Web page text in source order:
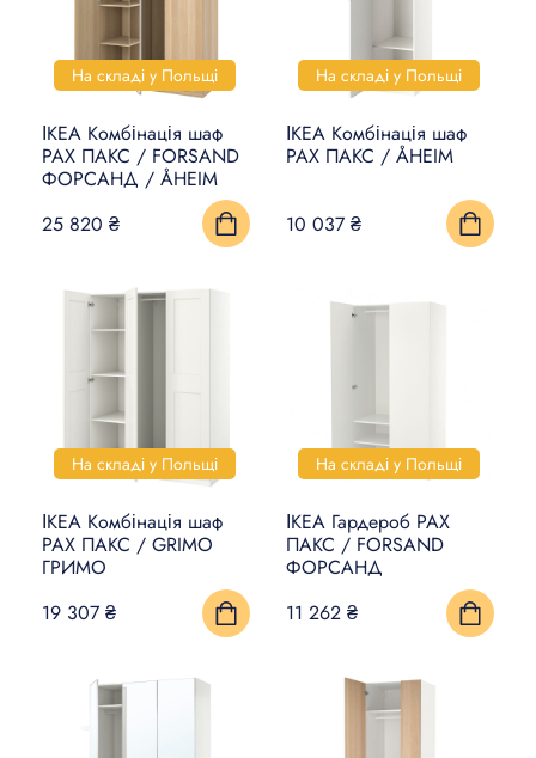
На складі у Польщі
ІКЕА Комбінація шаф
PAX ПАКС / FORSAND
ФОРСАНД / ÅHEIM
25 820 ₴
На складі у Польщі
ІКЕА Комбінація шаф
PAX ПАКС / ÅHEIM
10 037 ₴
На складі у Польщі
ІКЕА Комбінація шаф
PAX ПАКС / GRIMO
ГРИМО
19 307 ₴
На складі у Польщі
ІКЕА Гардероб PAX
ПАКС / FORSAND
ФОРСАНД
11 262 ₴